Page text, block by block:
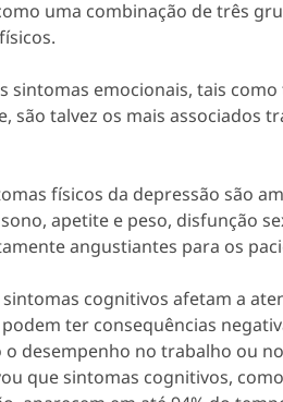
uma combinação de três
sintomas emocionais, tais
são talvez os mais associados
físicos da depressão são
apetite e peso, disfunção
angustiantes para os
sintomas cognitivos afetam a
ter consequências
desempenho no trabalho ou
que sintomas cognitivos,